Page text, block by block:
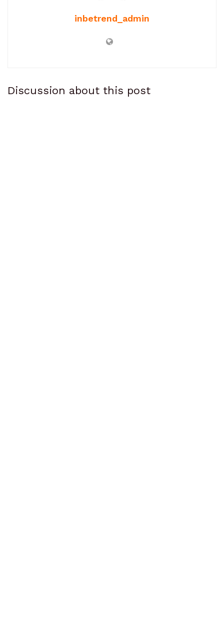
inbetrend_admin
Discussion about this post